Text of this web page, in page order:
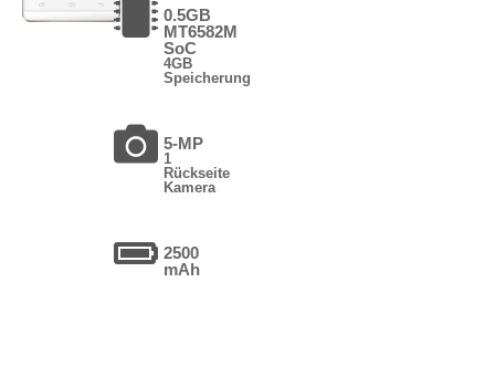
0.5GB
MT6582M
SoC
4GB
Speicherung
5-MP
1
Rückseite
Kamera
2500
mAh